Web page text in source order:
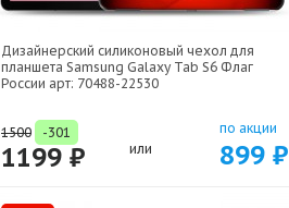
Дизайнерский силиконовый чехол для
планшета Samsung Galaxy Tab S6 Флаг
России арт: 70488-22530
1500 -301
1199 ₽ или
по акции
899 ₽